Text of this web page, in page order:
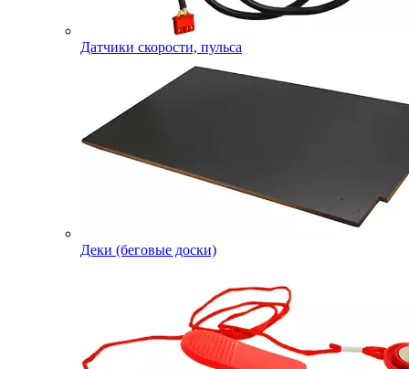
Датчики скорости, пульса
Деки (беговые доски)